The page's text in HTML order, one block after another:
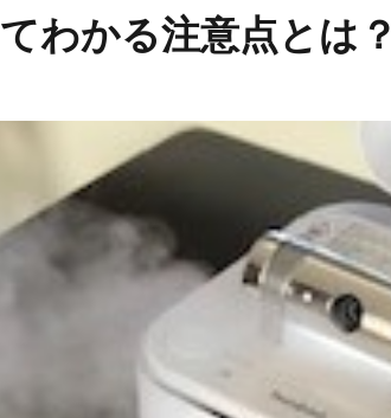
わかる注意点とは？